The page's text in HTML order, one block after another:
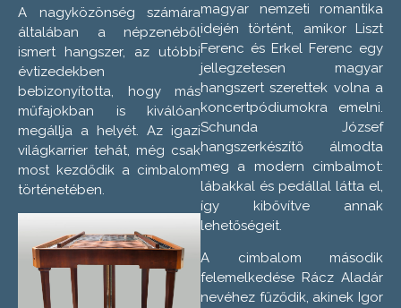
A nagyközönség számára
általában a népzenéből
ismert hangszer, az utóbbi
évtizedekben
bebizonyította, hogy más
műfajokban is kiválóan
megállja a helyét. Az igazi
világkarrier tehát, még csak
most kezdődik a cimbalom
történetében.
magyar nemzeti romantika
idején történt, amikor Liszt
Ferenc és Erkel Ferenc egy
jellegzetesen magyar
hangszert szerettek volna a
koncertpódiumokra emelni.
Schunda József
hangszerkészítő álmodta
meg a modern cimbalmot:
lábakkal és pedállal látta el,
így kibővítve annak
lehetőségeit.
A cimbalom második
felemelkedése Rácz Aladár
nevéhez fűződik, akinek Igor